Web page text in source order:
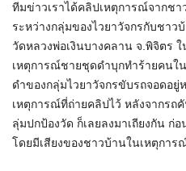
ทีมข่าวเราได้คลิปเหตุการณ์จากชา
ระหว่างกลุ่มของไวยาวัจกรกับชา
วัดหลวงพ่อเงินบางคลาน จ.พิจิตร
เหตุการณ์ชายชุดดำบุกทำร้ายคน
ดำของกลุ่มไวยาวัจกรขับรถจอดอ
เหตุการณ์ที่ถ่ายคลิปไว้ หลังจากร
ลุ่มปกป้องวัด ก็เลยลงมาเถียงกัน ก่
โดยมีเสียงของชาวบ้านในเหตุกา